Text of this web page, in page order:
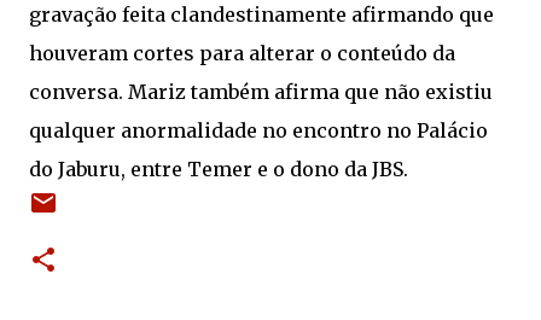
gravação feita clandestinamente afirmando que
houveram cortes para alterar o conteúdo da
conversa. Mariz também afirma que não existiu
qualquer anormalidade no encontro no Palácio
do Jaburu, entre Temer e o dono da JBS.